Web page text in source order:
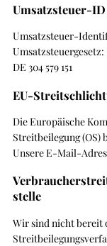
Umsatzsteuer-ID
Umsatzsteuer-
Umsatzsteuergesetz:
DE 304 579 151
EU-
Die Europäische
Streitbeilegung (OS)
Unsere E-Mail-
stelle
Wir sind nicht bereit